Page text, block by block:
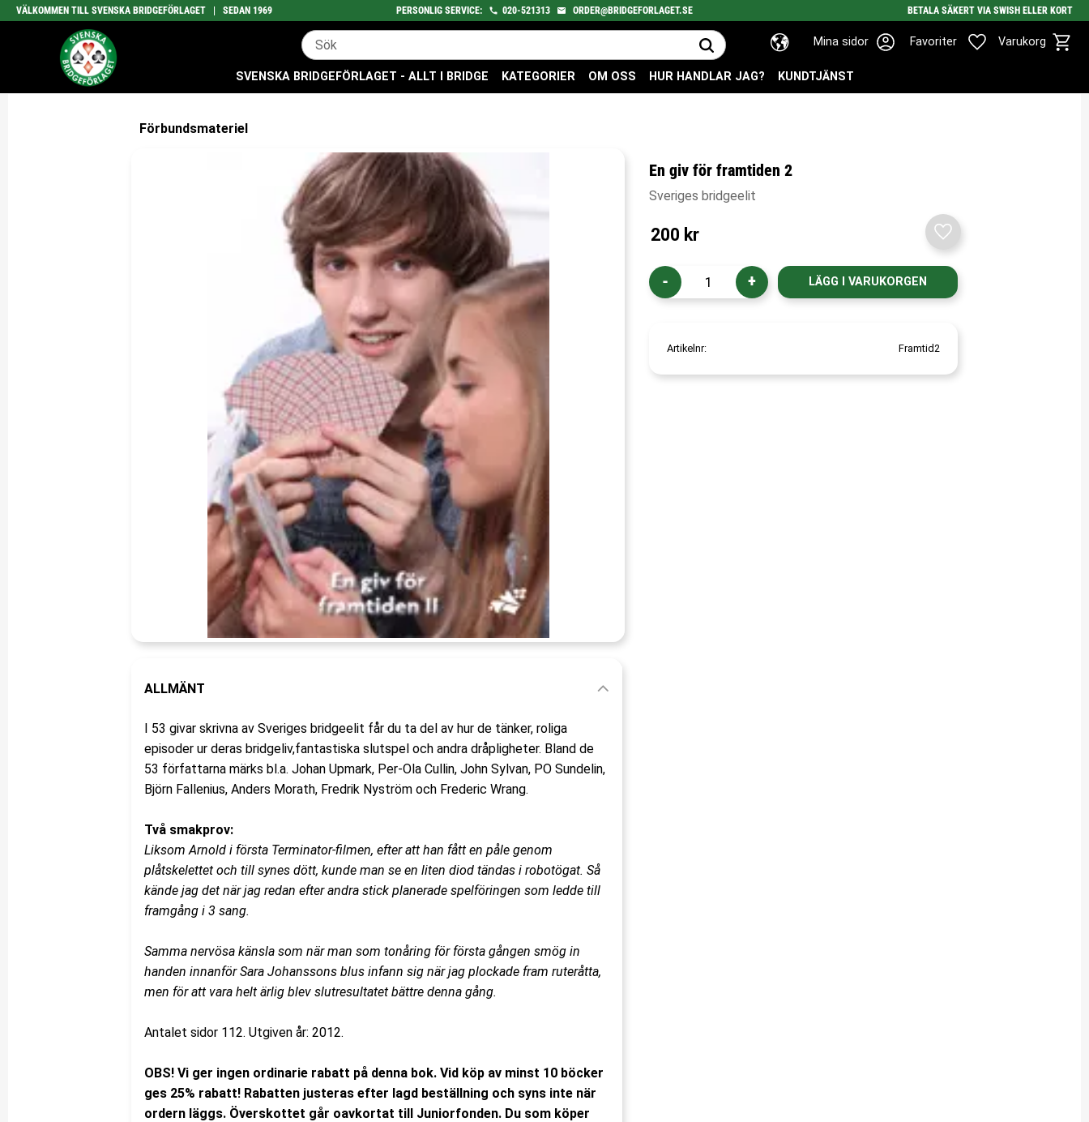
VÄLKOMMEN TILL SVENSKA BRIDGEFÖRLAGET | SEDAN 1969 PERSONLIG SERVICE: 020-521313 ORDER@BRIDGEFORLAGET.SE BETALA SÄKERT VIA SWISH ELLER KORT
Mina sidor Favoriter Varukorg
Favoriter
SVENSKA BRIDGEFÖRLAGET - ALLT I BRIDGE KATEGORIER OM OSS HUR HANDLAR JAG? KUNDTJÄNST
Förbundsmateriel
En giv för framtiden 2
Sveriges bridgeelit
200 kr
+
-
Lägg till i favoriter
Artikelnr Framtid2
ALLMÄNT
I 53 givar skrivna av Sveriges bridgeelit får du ta del av hur de tänker, roliga
episoder ur deras bridgeliv,fantastiska slutspel och andra dråpligheter. Bland de
53 författarna märks bl.a. Johan Upmark, Per-Ola Cullin, John Sylvan, PO Sundelin,
Björn Fallenius, Anders Morath, Fredrik Nyström och Frederic Wrang.
Två smakprov:
Liksom Arnold i första Terminator-filmen, efter att han fått en påle genom
plåtskelettet och till synes dött, kunde man se en liten diod tändas i robotögat. Så
kände jag det när jag redan efter andra stick planerade spelföringen som ledde till
framgång i 3 sang.
Samma nervösa känsla som när man som tonåring för första gången smög in
handen innanför Sara Johanssons blus infann sig när jag plockade fram ruteråtta,
men för att vara helt ärlig blev slutresultatet bättre denna gång.
Antalet sidor 112. Utgiven år: 2012.
OBS! Vi ger ingen ordinarie rabatt på denna bok. Vid köp av minst 10 böcker
ges 25% rabatt! Rabatten justeras efter lagd beställning och syns inte när
ordern läggs. Överskottet går oavkortat till Juniorfonden. Du som köper